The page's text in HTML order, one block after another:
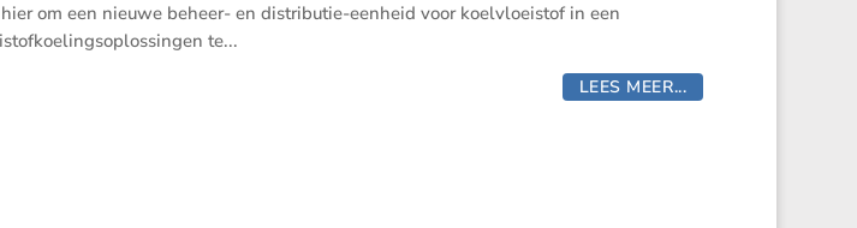
om een nieuwe beheer- en distri­butie-eenheid voor koelvloei­stof in een
te...
LEES MEER...